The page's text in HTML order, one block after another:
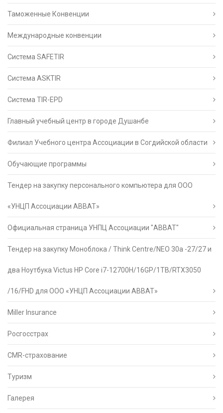
Таможенные Конвенции
Международные конвенции
Система SAFETIR
Система ASKTIR
Система TIR-EPD
Главный учебный центр в городе Душанбе
Филиал Учебного центра Ассоциации в Согдийской области
Обучающие программы
Тендер на закупку персонального компьютера для ООО
«УНЦП Ассоциации АВВАТ»
Официальная страница УНПЦ Ассоциации "АВВАТ"
Тендер на закупку Моноблока / Think Centre/NEO 30a -27/27 и
два Ноутбука Victus HP Core i7-12700H/16GP/1TB/RTX3050
/16/FHD для ООО «УНЦП Ассоциации АВВАТ»
Miller Insurance
Росгосстрах
CMR-страхование
Туризм
Галерея